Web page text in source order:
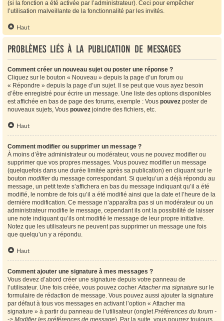
(si la fonction a été activée par l’administrateur). Ceci pour empêcher
l’utilisation malveillante de la fonctionnalité par les invités.
Haut
Problèmes liés à la publication de messages
Comment créer un nouveau sujet ou poster une réponse ?
Cliquez sur le bouton « Nouveau » depuis la page d’un forum ou
« Répondre » depuis la page d’un sujet. Il se peut que vous ayez besoin
d’être enregistré pour écrire un message. Une liste des options disponibles
est affichée en bas de page des forums, exemple : Vous pouvez poster de
nouveaux sujets, Vous pouvez joindre des fichiers, etc.
Haut
Comment modifier ou supprimer un message ?
À moins d’être administrateur ou modérateur, vous ne pouvez modifier ou
supprimer que vos propres messages. Vous pouvez modifier un message
(quelquefois dans une durée limitée après sa publication) en cliquant sur le
bouton modifierdu message correspondant. Si quelqu’un a déjà répondu au
message, un petit texte s’affichera en bas du message indiquant qu’il a été
modifié, le nombre de fois qu’il a été modifié ainsi que la date et l’heure de la
dernière modification. Ce message n’apparaîtra pas si un modérateur ou un
administrateur modifie le message, cependant ils ont la possibilité de laisser
une note indiquant qu’ils ont modifié le message de leur propre initiative.
Notez que les utilisateurs ne peuvent pas supprimer un message une fois
que quelqu’un y a répondu.
Haut
Comment ajouter une signature à mes messages ?
Vous devez d’abord créer une signature depuis votre panneau de
l’utilisateur. Une fois créée, vous pouvez cocherAttacher ma signature sur le
formulaire de rédaction de message. Vous pouvez aussi ajouter la signature
par défaut à tous vos messages en activant l’option « Attacher ma
signature » à partir du panneau de l’utilisateur (ongletPréférences du forum -
-> Modifier les préférences de message). Par la suite, vous pourrez toujours